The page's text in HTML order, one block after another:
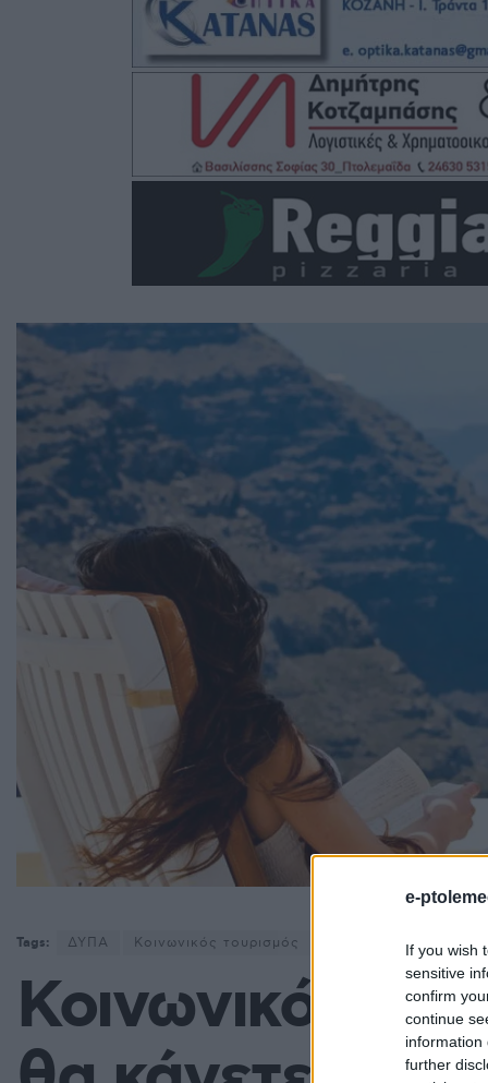
e-
If you wish
sensitive
confirm
continue
information
further
Tags: ΔΥΠΑ Κοινωνικός τουρισμός
Κοινωνικός